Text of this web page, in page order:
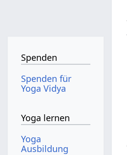
Spenden
Spenden für
Yoga Vidya
Yoga lernen
Yoga
Ausbildung